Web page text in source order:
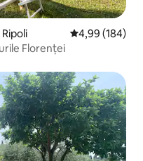
Scor mediu de
4,99 (184)
Florenței